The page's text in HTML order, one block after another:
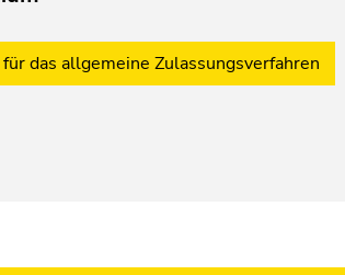
das allgemeine Zulassungsverfahren